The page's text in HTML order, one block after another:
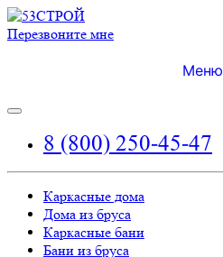
Перезвоните мне
Меню
8 (800) 250-45-47
Каркасные дома
Дома из бруса
Каркасные бани
Бани из бруса